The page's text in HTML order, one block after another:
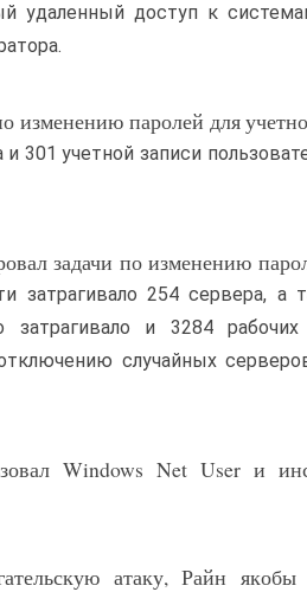
удаленный доступ к
изменению паролей для
301 учетной записи
задачи по изменению
затрагивало 254 сервера, а
затрагивало и 3284
случайных
Windows Net User и
атаку, Райн якобы